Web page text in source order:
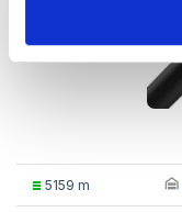
5159 m